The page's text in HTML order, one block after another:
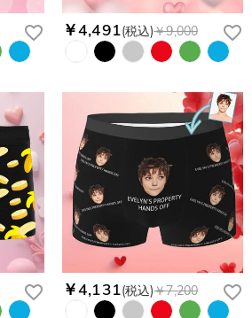
￥4,491(税込)￥9,000
￥4,131(税込)￥7,200